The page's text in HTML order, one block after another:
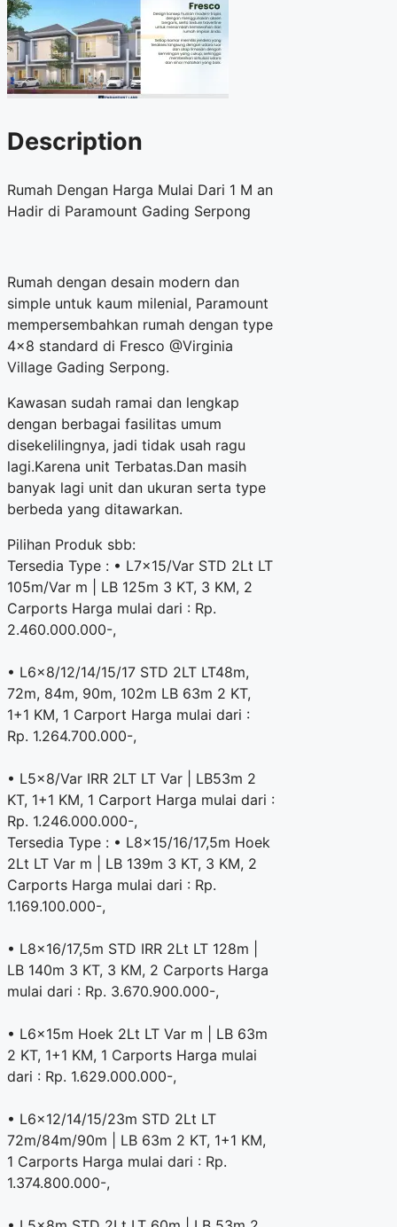
Description
Rumah Dengan Harga Mulai Dari 1 M an
Hadir di Paramount Gading Serpong
Rumah dengan desain modern dan
simple untuk kaum milenial, Paramount
mempersembahkan rumah dengan type
4×8 standard di Fresco @Virginia
Village Gading Serpong.
Kawasan sudah ramai dan lengkap
dengan berbagai fasilitas umum
disekelilingnya, jadi tidak usah ragu
lagi.Karena unit Terbatas.Dan masih
banyak lagi unit dan ukuran serta type
berbeda yang ditawarkan.
Pilihan Produk sbb:
Tersedia Type : • L7x15/Var STD 2Lt LT
105m/Var m | LB 125m 3 KT, 3 KM, 2
Carports Harga mulai dari : Rp.
2.460.000.000-,
• L6x8/12/14/15/17 STD 2LT LT48m,
72m, 84m, 90m, 102m LB 63m 2 KT,
1+1 KM, 1 Carport Harga mulai dari :
Rp. 1.264.700.000-,
• L5x8/Var IRR 2LT LT Var | LB53m 2
KT, 1+1 KM, 1 Carport Harga mulai dari :
Rp. 1.246.000.000-,
Tersedia Type : • L8x15/16/17,5m Hoek
2Lt LT Var m | LB 139m 3 KT, 3 KM, 2
Carports Harga mulai dari : Rp.
1.169.100.000-,
• L8x16/17,5m STD IRR 2Lt LT 128m |
LB 140m 3 KT, 3 KM, 2 Carports Harga
mulai dari : Rp. 3.670.900.000-,
• L6x15m Hoek 2Lt LT Var m | LB 63m
2 KT, 1+1 KM, 1 Carports Harga mulai
dari : Rp. 1.629.000.000-,
• L6x12/14/15/23m STD 2Lt LT
72m/84m/90m | LB 63m 2 KT, 1+1 KM,
1 Carports Harga mulai dari : Rp.
1.374.800.000-,